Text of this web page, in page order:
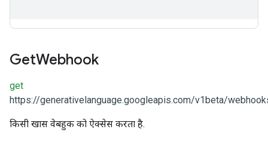
GetWebhook
get
https://generativelanguage.googleapis.com/v1beta/
किसी खास वेबहुक को ऐक्सेस करता है.